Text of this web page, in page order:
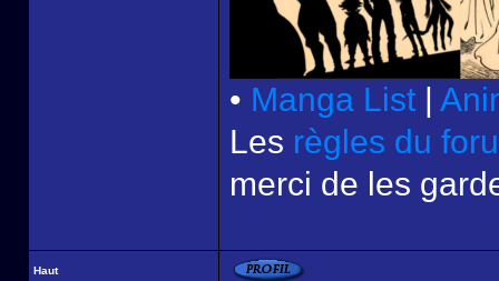
• Manga List |
Les règles du
merci de les
Haut